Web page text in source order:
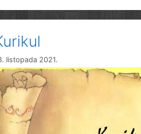
listopada 2021.